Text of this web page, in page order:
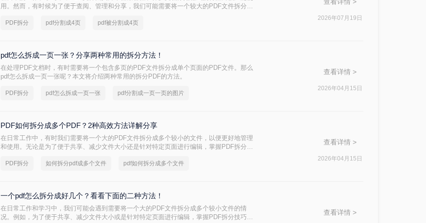
用。然而，有时候为了便于查阅、管理和分享，我们可能需要将一个较大的PDF文件拆分成
方法都有其独特的优势和适用场景。
PDF拆分 pdf分割成4页 pdf被分割成4页
2026年07月19日
pdf怎么拆成一页一张？分享两种常用的拆分方法！
在处理PDF文档时，有时需要将一个包含多页的PDF文件拆分成单个页面的PDF文件。那么
pdf怎么拆成一页一张呢？本文将介绍两种常用的拆分PDF的方法。
PDF拆分 pdf怎么拆成一页一张 pdf分割成一页一页的图片
查看详情 >
2026年04月15日
PDF如何拆分成多个PDF？2种高效方法详解分享
在日常工作中，有时我们需要将一个大的PDF文件拆分成多个较小的文件，以便更好地管理
和使用。无论是为了便于共享、减少文件大小还是针对特定页面进行编辑，掌握PDF拆分技
分方法。
PDF拆分 如何拆分pdf成多个文件 pdf如何拆分成多个文件
查看详情 >
2026年04月15日
一个pdf怎么拆分成好几个？看看下面的二种方法！
在日常工作和学习中，我们可能会遇到需要将一个大的PDF文件拆分成多个较小文件的情
况。例如，为了便于共享、减少文件大小或是针对特定页面进行编辑，掌握PDF拆分技巧是
查看详情 >